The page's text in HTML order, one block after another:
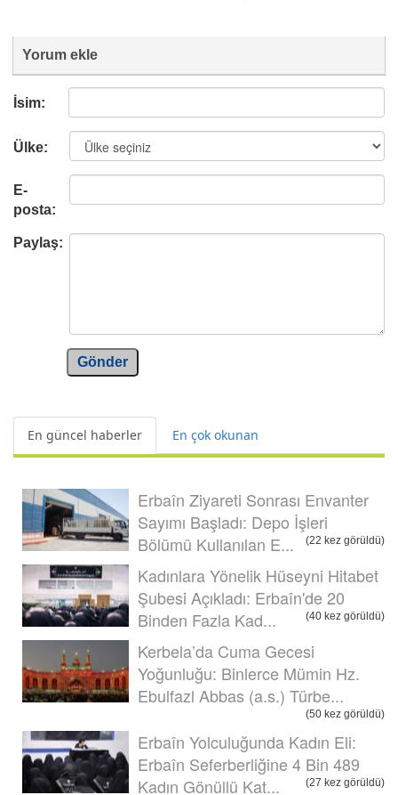
Yorum ekle
İsim:
Ülke:
E-
posta:
Paylaş:
Gönder
En güncel haberler En çok okunan
Erbaîn Ziyareti Sonrası Envanter
Sayımı Başladı: Depo İşleri
Bölümü Kullanılan E...
(22 kez görüldü)
Kadınlara Yönelik Hüseyni Hitabet
Şubesi Açıkladı: Erbaîn'de 20
Binden Fazla Kad...
(40 kez görüldü)
Kerbela’da Cuma Gecesi
Yoğunluğu: Binlerce Mümin Hz.
Ebulfazl Abbas (a.s.) Türbe...
(50 kez görüldü)
Erbaîn Yolculuğunda Kadın Eli:
Erbaîn Seferberliğine 4 Bin 489
Kadın Gönüllü Kat...
(27 kez görüldü)